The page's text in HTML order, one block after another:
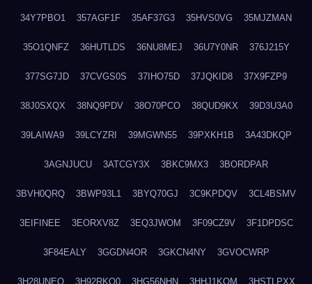
34Y7PBO1 357AGF1F 35AF37G3 35HVS0VG 35MJZMAN
35O1QNFZ 36HUTLDS 36NU8MEJ 36U7Y0NR 376J215Y
377SG7JD 37CVGS0S 37IHO75D 37JQKID8 37X9FZP9
38J0SXQX 38NQ9PDV 38O70PCO 38QUD9KX 39D3U3A0
39LAIWA9 39LCYZRI 39MGWN55 39PXKH1B 3A43DKQP
3AGNJUCU 3ATCGY3X 3BKC9MX3 3BORDPAR
3BVH0QRQ 3BWP93L1 3BYQ70GJ 3C9KPDQV 3CL4BSMV
3EIFINEE 3EORXV8Z 3EQ3JWOM 3F09CZ9V 3F1DPDSC
3F84EALY 3GGDN4OR 3GKCN4NY 3GVOCWRP
3H28UNEO 3H92RKQ0 3HG56NHN 3HHJ1KQM 3HSTLPXX